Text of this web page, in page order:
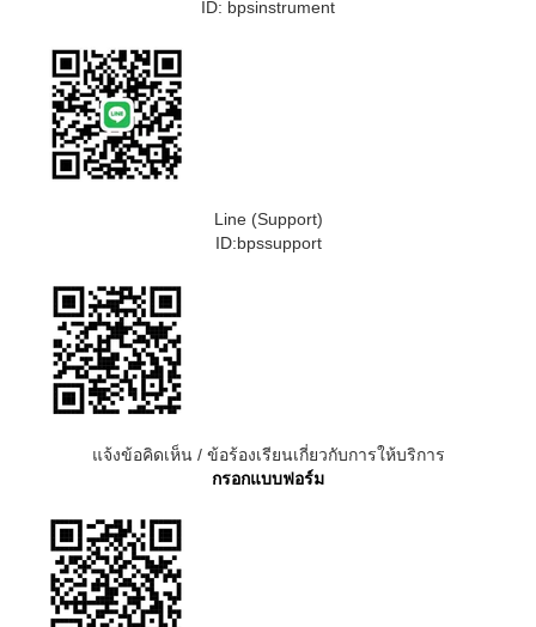
ID: bpsinstrument
Line (Support)
ID:bpssupport
แจ้งข้อคิดเห็น / ข้อร้องเรียนเกี่ยวกับการให้บริการ
กรอกแบบฟอร์ม